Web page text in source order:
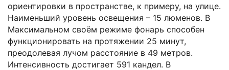
ориентировки в пространстве, к примеру, на улице.
Наименьший уровень освещения – 15 люменов. В
Максимальном своём режиме фонарь способен
функционировать на протяжении 25 минут,
преодолевая лучом расстояние в 49 метров.
Интенсивность достигает 591 кандел. В